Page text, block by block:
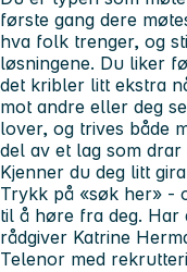
første gang dere
hva folk trenger, og
løsningene. Du liker
det kribler litt ekstra
mot andre eller deg
lover, og trives både
del av et lag som drar
Kjenner du deg litt
Trykk på «søk her» -
til å høre fra deg. Har
rådgiver Katrine
Telenor med